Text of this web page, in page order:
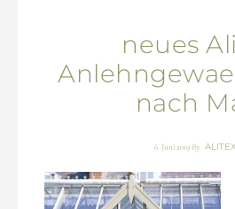
neues
nach
6. Juni 2019By ALITEX